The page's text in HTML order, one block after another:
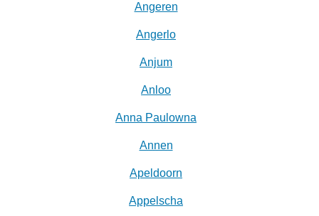
Angeren
Angerlo
Anjum
Anloo
Anna Paulowna
Annen
Apeldoorn
Appelscha